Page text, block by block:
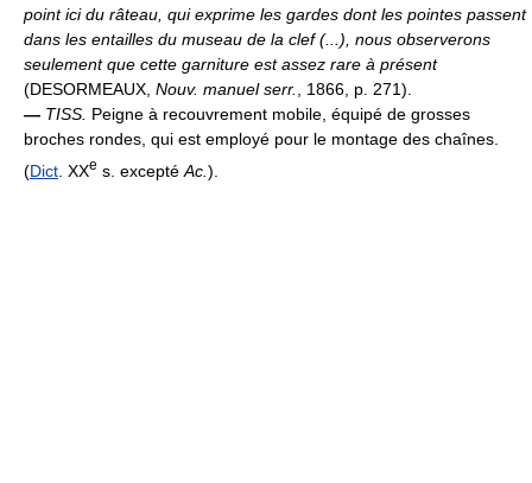
point ici du râteau, qui exprime les gardes dont les pointes passent
dans les entailles du museau de la clef (...), nous observerons
seulement que cette garniture est assez rare à présent
(DESORMEAUX, Nouv. manuel serr.
, 1866, p. 271).
— TISS. Peigne à recouvrement mobile, équipé de grosses
broches rondes, qui est employé pour le montage des chaînes.
(Dict . XXe s. excepté Ac. ).